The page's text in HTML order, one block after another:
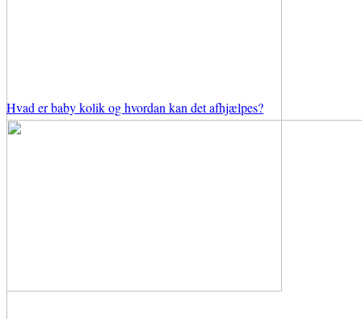
Hvad er baby kolik og hvordan kan det afhjælpes?